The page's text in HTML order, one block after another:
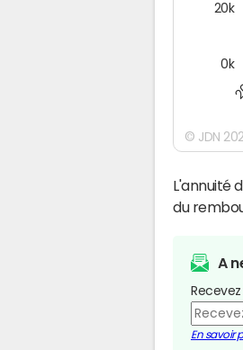
0k
20k
© JDN
L'annuité
du
A
En savoir